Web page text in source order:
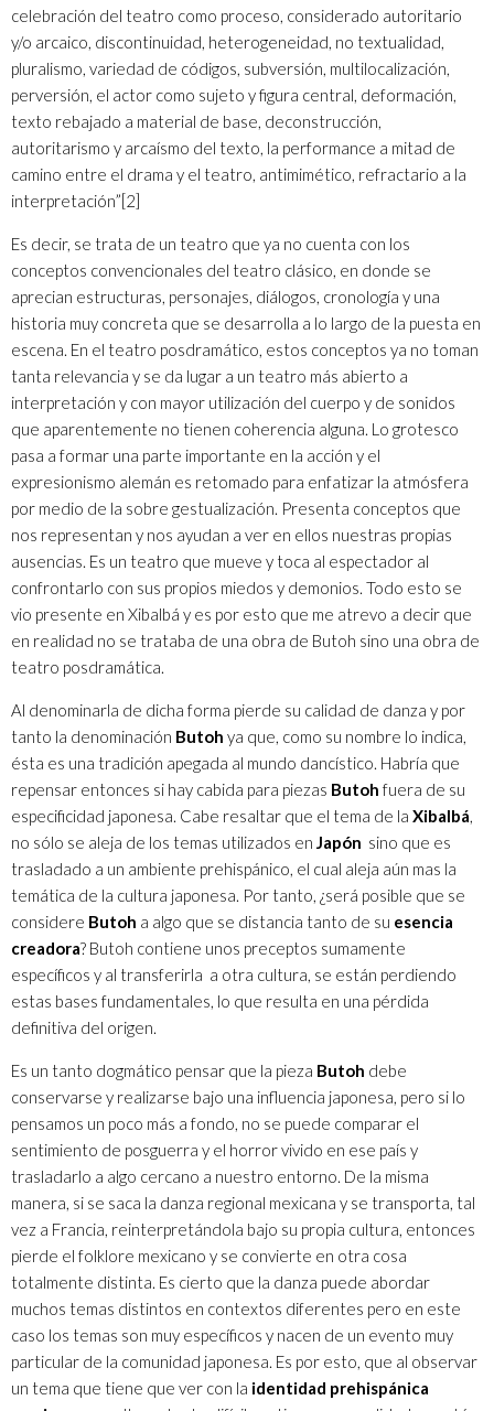
celebración del teatro como proceso, considerado autoritario
y/o arcaico, discontinuidad, heterogeneidad, no textualidad,
pluralismo, variedad de códigos, subversión, multilocalización,
perversión, el actor como sujeto y figura central, deformación,
texto rebajado a material de base, deconstrucción,
autoritarismo y arcaísmo del texto, la performance a mitad de
camino entre el drama y el teatro, antimimético, refractario a la
interpretación”[2]
Es decir, se trata de un teatro que ya no cuenta con los
conceptos convencionales del teatro clásico, en donde se
aprecian estructuras, personajes, diálogos, cronología y una
historia muy concreta que se desarrolla a lo largo de la puesta en
escena. En el teatro posdramático, estos conceptos ya no toman
tanta relevancia y se da lugar a un teatro más abierto a
interpretación y con mayor utilización del cuerpo y de sonidos
que aparentemente no tienen coherencia alguna. Lo grotesco
pasa a formar una parte importante en la acción y el
expresionismo alemán es retomado para enfatizar la atmósfera
por medio de la sobre gestualización. Presenta conceptos que
nos representan y nos ayudan a ver en ellos nuestras propias
ausencias. Es un teatro que mueve y toca al espectador al
confrontarlo con sus propios miedos y demonios. Todo esto se
vio presente en Xibalbá y es por esto que me atrevo a decir que
en realidad no se trataba de una obra de Butoh sino una obra de
teatro posdramática.
Al denominarla de dicha forma pierde su calidad de danza y por
tanto la denominación Butoh ya que, como su nombre lo indica,
ésta es una tradición apegada al mundo dancístico. Habría que
repensar entonces si hay cabida para piezas Butoh fuera de su
especificidad japonesa. Cabe resaltar que el tema de la Xibalbá,
no sólo se aleja de los temas utilizados en Japón sino que es
trasladado a un ambiente prehispánico, el cual aleja aún mas la
temática de la cultura japonesa. Por tanto, ¿será posible que se
considere Butoh a algo que se distancia tanto de su esencia
creadora? Butoh contiene unos preceptos sumamente
específicos y al transferirla a otra cultura, se están perdiendo
estas bases fundamentales, lo que resulta en una pérdida
definitiva del origen.
Es un tanto dogmático pensar que la pieza Butoh debe
conservarse y realizarse bajo una influencia japonesa, pero si lo
pensamos un poco más a fondo, no se puede comparar el
sentimiento de posguerra y el horror vivido en ese país y
trasladarlo a algo cercano a nuestro entorno. De la misma
manera, si se saca la danza regional mexicana y se transporta, tal
vez a Francia, reinterpretándola bajo su propia cultura, entonces
pierde el folklore mexicano y se convierte en otra cosa
totalmente distinta. Es cierto que la danza puede abordar
muchos temas distintos en contextos diferentes pero en este
caso los temas son muy específicos y nacen de un evento muy
particular de la comunidad japonesa. Es por esto, que al observar
un tema que tiene que ver con la identidad prehispánica